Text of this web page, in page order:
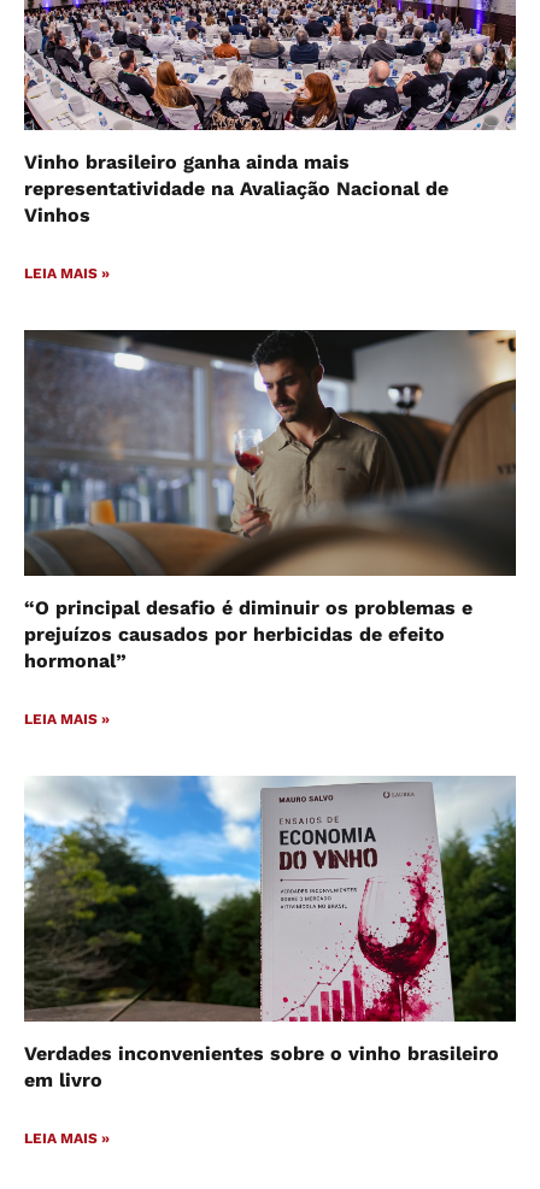
Vinho brasileiro ganha ainda mais
representatividade na Avaliação Nacional de
Vinhos
LEIA MAIS »
“O principal desafio é diminuir os problemas e
prejuízos causados por herbicidas de efeito
hormonal”
LEIA MAIS »
Verdades inconvenientes sobre o vinho brasileiro
em livro
LEIA MAIS »